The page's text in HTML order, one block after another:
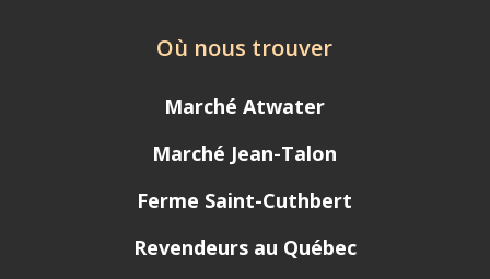
Où nous trouver
Marché Atwater
Marché Jean-Talon
Ferme Saint-Cuthbert
Revendeurs au Québec